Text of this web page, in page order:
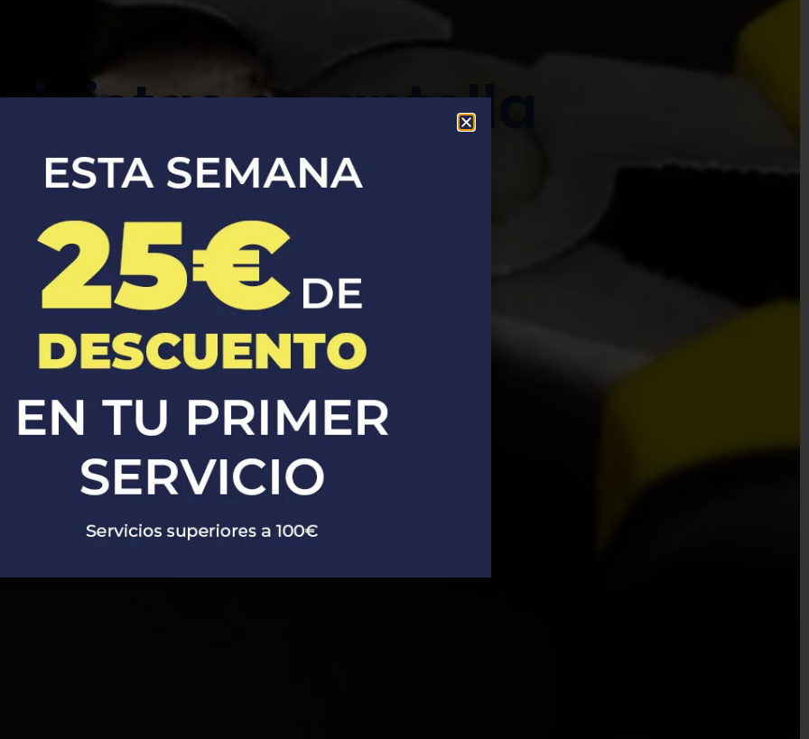
en antella
Soluciones eléctricas seguras y
eficientes para tu hogar y negocio.​